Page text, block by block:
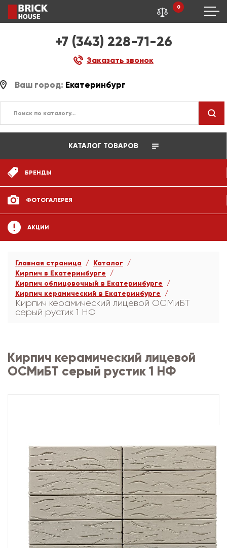
+7 (343) 228-71-26
Заказать звонок
0
Ваш город: Екатеринбург
КАТАЛОГ ТОВАРОВ
БРЕНДЫ
ФОТОГАЛЕРЕЯ
АКЦИИ
Главная страница
Каталог
Кирпич в Екатеринбурге
Кирпич облицовочный в Екатеринбурге
Кирпич керамический в Екатеринбурге
Кирпич керамический лицевой ОСМиБТ
серый рустик 1 НФ
Кирпич керамический лицевой
ОСМиБТ серый рустик 1 НФ